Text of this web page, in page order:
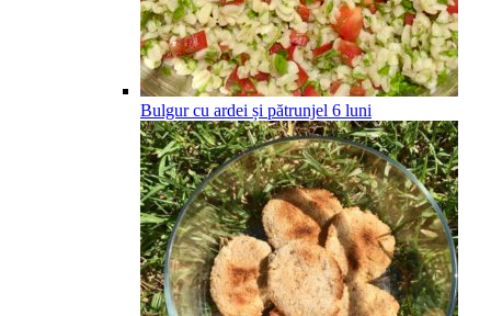
Bulgur cu ardei și pătrunjel 6 luni